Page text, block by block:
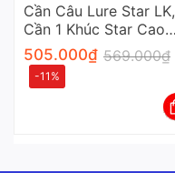
Cần Câu Lure Star LK,
Cần 1 Khúc Star Cao
Cấp
505.000₫ 569.000₫
-11%